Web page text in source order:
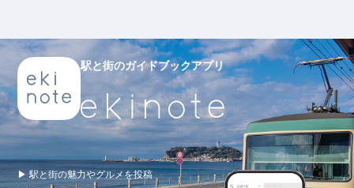
駅と街のガイドブックアプリ
▶ 駅と街の魅力やグルメを投稿